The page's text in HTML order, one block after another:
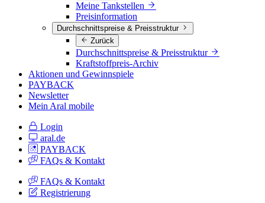
Meine Tankstellen
Preisinformation
Durchschnittspreise & Preisstruktur
Zurück
Durchschnittspreise & Preisstruktur
Kraftstoffpreis-Archiv
Aktionen und Gewinnspiele
PAYBACK
Newsletter
Mein Aral mobile
Login
aral.de
PAYBACK
FAQs & Kontakt
FAQs & Kontakt
Registrierung